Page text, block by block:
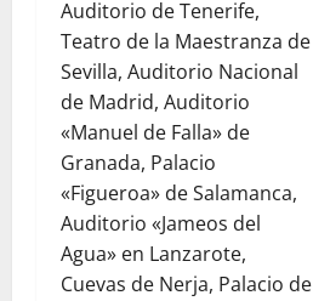
Auditorio de Tenerife,
Teatro de la Maestranza de
Sevilla, Auditorio Nacional
de Madrid, Auditorio
«Manuel de Falla» de
Granada, Palacio
«Figueroa» de Salamanca,
Auditorio «Jameos del
Agua» en Lanzarote,
Cuevas de Nerja, Palacio de